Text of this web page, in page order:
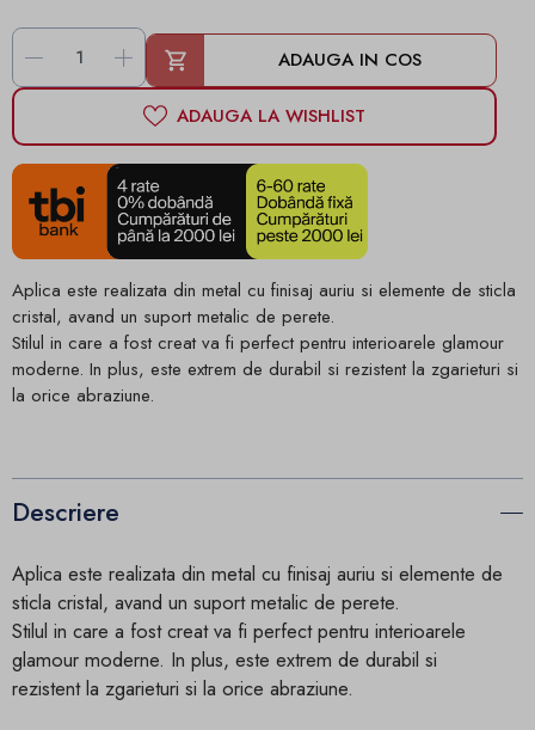
- + ADAUGA IN COS
ADAUGA LA WISHLIST
Aplica este realizata din metal cu finisaj auriu si elemente de sticla
cristal, avand un suport metalic de perete.
Stilul in care a fost creat va fi perfect pentru interioarele glamour
moderne. In plus, este extrem de durabil si rezistent la zgarieturi si
la orice abraziune.
Descriere
Aplica este realizata din metal cu finisaj auriu si elemente de
sticla cristal, avand un suport metalic de perete.
Stilul in care a fost creat va fi perfect pentru interioarele
glamour moderne. In plus, este extrem de durabil si
rezistent la zgarieturi si la orice abraziune.